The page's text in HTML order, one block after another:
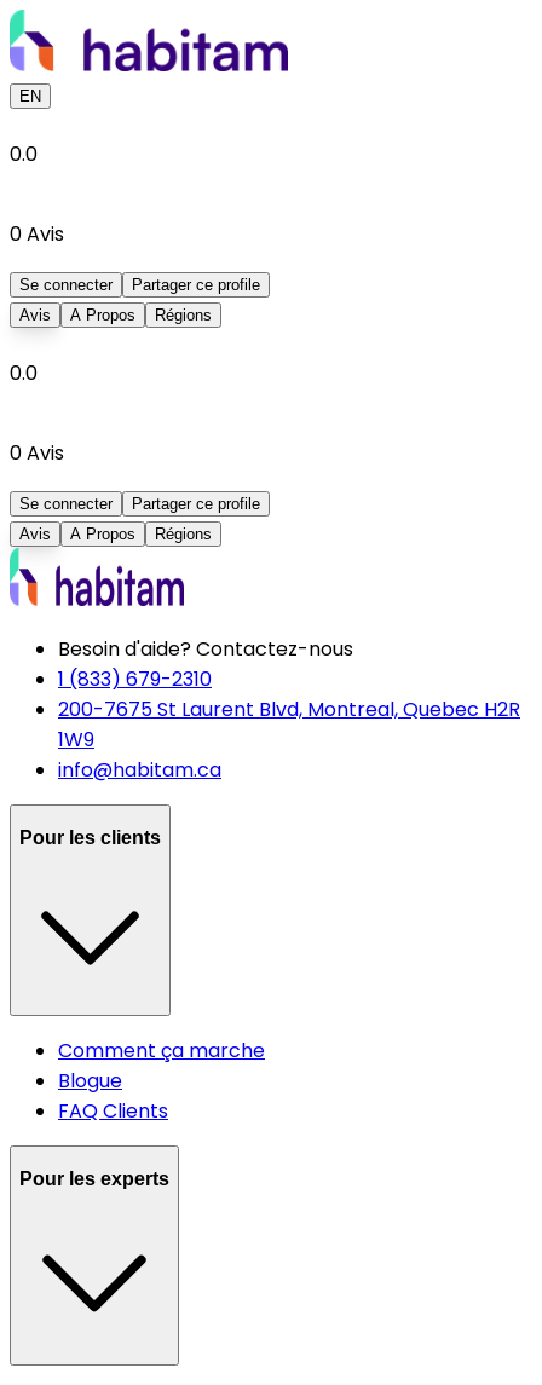
EN
0.0
0Avis
Se connecter
Partager ce profile
Avis
A Propos Régions
0.0
0Avis
Se connecter
Partager ce profile
Avis
A Propos Régions
Besoin d'aide? Contactez-nous
1 (833) 679-2310
200-7675 St Laurent Blvd, Montreal, Quebec H2R
1W9
info@habitam.ca
Pour les clients
Comment ça marche
Blogue
FAQ Clients
Pour les experts